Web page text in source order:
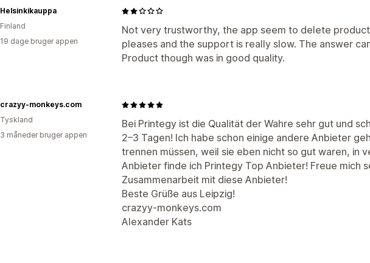
Not very trustworthy, the app seem to delete
pleases and the support is really slow. The answer
Product though was in good quality.
Helsinkikauppa
Finland
19 dage bruger appen
Bei Printegy ist die Qualität der Wahre sehr gut und
2–3 Tagen! Ich habe schon einige andere Anbieter
trennen müssen, weil sie eben nicht so gut waren, in
Anbieter finde ich Printegy Top Anbieter! Freue mich
Zusammenarbeit mit diese Anbieter!
Beste Grüße aus Leipzig!
crazyy-monkeys.com
Alexander Kats
crazyy-monkeys.com
Tyskland
3 måneder bruger appen